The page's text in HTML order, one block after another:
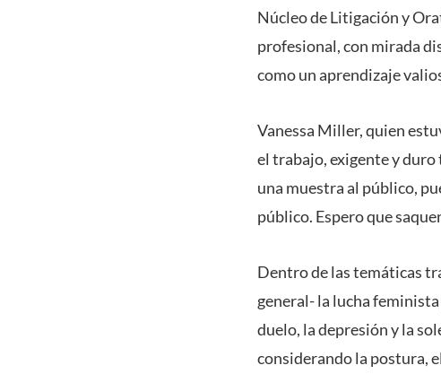
Núcleo de Litigación y
profesional, con mirada
como un aprendizaje
Vanessa Miller, quien
el trabajo, exigente y
una muestra al público,
público. Espero que
Dentro de las temáticas
general- la lucha
duelo, la depresión y la
considerando la postura,